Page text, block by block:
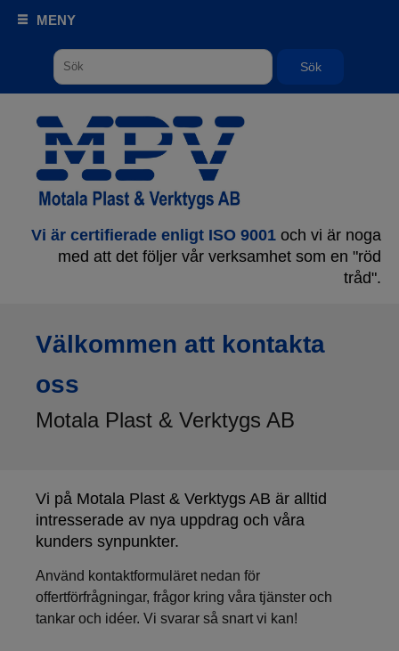
MENY
Sök
Vi är certifierade enligt ISO 9001 och vi är noga
med att det följer vår verksamhet som en "röd
tråd".
Välkommen att kontakta
oss
Motala Plast & Verktygs AB
Vi på Motala Plast & Verktygs AB är alltid
intresserade av nya uppdrag och våra
kunders synpunkter.
Använd kontaktformuläret nedan för
offertförfrågningar, frågor kring våra tjänster och
tankar och idéer. Vi svarar så snart vi kan!